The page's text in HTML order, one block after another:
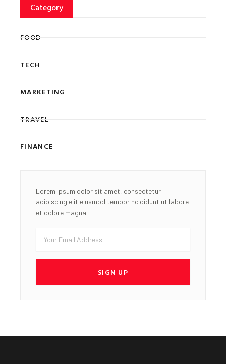
Category
FOOD
TECH
MARKETING
TRAVEL
FINANCE
Lorem ipsum dolor sit amet, consectetur
adipiscing elit eiusmod tempor ncididunt ut labore
et dolore magna
Email
SIGN UP